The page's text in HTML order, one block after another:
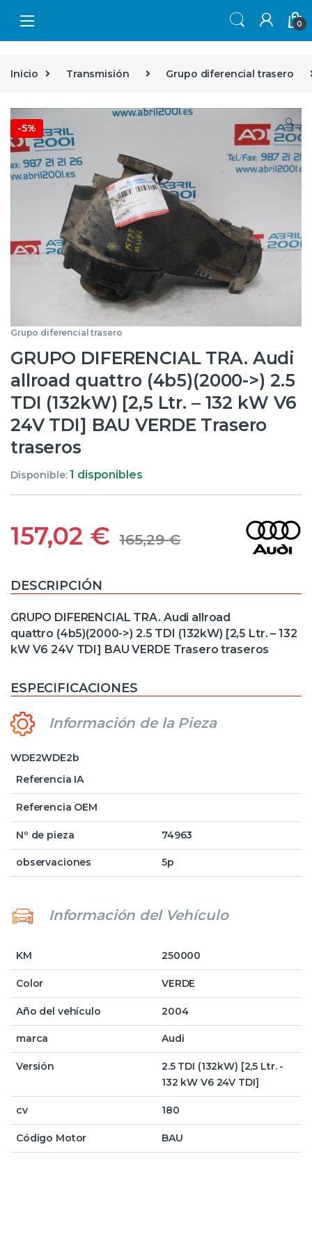
0
Inicio Transmisión Grupo diferencial trasero
-5% 🔍
Grupo diferencial trasero
GRUPO DIFERENCIAL TRA. Audi
allroad quattro (4b5)(2000->) 2.5
TDI (132kW) [2,5 Ltr. – 132 kW V6
24V TDI] BAU VERDE Trasero
traseros
Disponible:1 disponibles
157,02 € 165,29€
DESCRIPCIÓN
GRUPO DIFERENCIAL TRA. Audi allroad
quattro (4b5)(2000->) 2.5 TDI (132kW) [2,5 Ltr. – 132
kW V6 24V TDI] BAU VERDE Trasero traseros
ESPECIFICACIONES
Información de la Pieza
WDE2WDE2b
Referencia IA
Referencia OEM
Nº de pieza 74963
observaciones 5p
Información del Vehículo
KM 250000
Color VERDE
Año del vehículo 2004
marca Audi
Versión
2.5 TDI (132kW) [2,5 Ltr. -
132 kW V6 24V TDI]
cv 180
Código Motor BAU